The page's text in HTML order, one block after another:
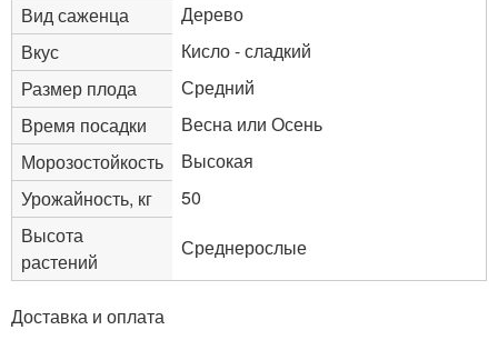
Вид саженца
Дерево
Вкус
Кисло - сладкий
Размер плода
Средний
Время посадки
Весна или Осень
Морозостойкость
Высокая
Урожайность, кг
50
Высота
растений
Среднерослые
Доставка и оплата